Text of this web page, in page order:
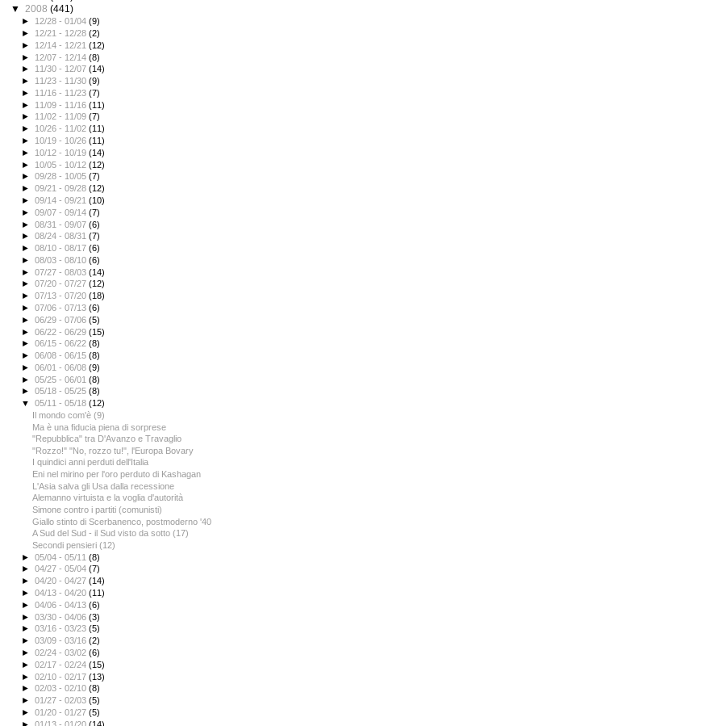
▼ 2008 (441)
► 12/28 - 01/04(9)
► 12/21 - 12/28(2)
► 12/14 - 12/21(12)
► 12/07 - 12/14(8)
► 11/30 - 12/07(14)
► 11/23 - 11/30(9)
► 11/16 - 11/23(7)
► 11/09 - 11/16(11)
► 11/02 - 11/09(7)
► 10/26 - 11/02(11)
► 10/19 - 10/26(11)
► 10/12 - 10/19(14)
► 10/05 - 10/12(12)
►09/28 - 10/05(7)
►09/21 - 09/28(12)
►09/14 - 09/21(10)
►09/07 - 09/14(7)
►08/31 - 09/07(6)
►08/24 - 08/31(7)
►08/10 - 08/17(6)
►08/03 - 08/10(6)
►07/27 - 08/03(14)
►07/20 - 07/27(12)
►07/13 - 07/20(18)
►07/06 - 07/13(6)
►06/29 - 07/06(5)
►06/22 - 06/29(15)
►06/15 - 06/22(8)
►06/08 - 06/15(8)
►06/01 - 06/08(9)
►05/25 - 06/01(8)
►05/18 - 05/25(8)
▼05/11 - 05/18(12)
Il mondo com'è (9)
Ma è una fiducia piena di sorprese
"Repubblica" tra D'Avanzo e Travaglio
"Rozzo!" "No, rozzo tu!", l'Europa Bovary
I quindici anni perduti dell'Italia
Eni nel mirino per l'oro perduto di Kashagan
L'Asia salva gli Usa dalla recessione
Alemanno virtuista e la voglia d'autorità
Simone contro i partiti (comunisti)
Giallo stinto di Scerbanenco, postmoderno '40
A Sud del Sud - il Sud visto da sotto (17)
Secondi pensieri (12)
►05/04 - 05/11(8)
►04/27 - 05/04(7)
►04/20 - 04/27(14)
►04/13 - 04/20(11)
►04/06 - 04/13(6)
►03/30 - 04/06(3)
►03/16 - 03/23(5)
►03/09 - 03/16(2)
►02/24 - 03/02(6)
►02/17 - 02/24(15)
►02/10 - 02/17(13)
►02/03 - 02/10(8)
►01/27 - 02/03(5)
►01/20 - 01/27(5)